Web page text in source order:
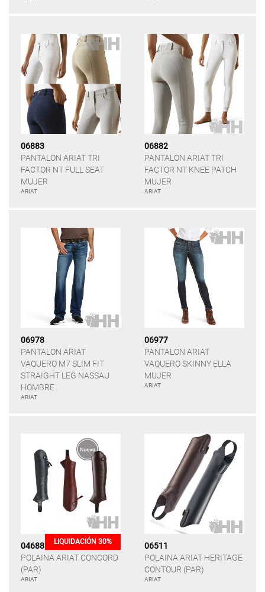
06883
PANTALON ARIAT TRI
FACTOR NT FULL SEAT
MUJER
ARIAT
06882
PANTALON ARIAT TRI
FACTOR NT KNEE PATCH
MUJER
ARIAT
06978
PANTALON ARIAT
VAQUERO M7 SLIM FIT
STRAIGHT LEG NASSAU
HOMBRE
ARIAT
06977
PANTALON ARIAT
VAQUERO SKINNY ELLA
MUJER
ARIAT
04688 LIQUIDACIÓN 30%
POLAINA ARIAT CONCORD
(PAR)
ARIAT
06511
POLAINA ARIAT HERITAGE
CONTOUR (PAR)
ARIAT